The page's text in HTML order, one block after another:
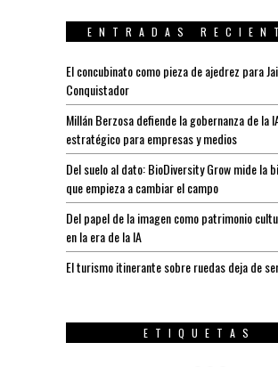
ENTRADAS
El concubinato como pieza de ajedrez para
Conquistador
Millán Berzosa defiende la gobernanza de la
estratégico para empresas y medios
Del suelo al dato: BioDiversity Grow mide la
que empieza a cambiar el campo
Del papel de la imagen como patrimonio
en la era de la IA
El turismo itinerante sobre ruedas deja de
ETIQUETAS